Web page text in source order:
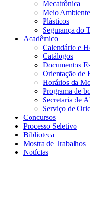
Mecatrônica
Meio Ambiente
Plásticos
Segurança do
Acadêmico
Calendário e
Catálogos
Documentos
Orientação de
Horários da
Programa de
Secretaria de
Serviço de
Concursos
Processo Seletivo
Biblioteca
Mostra de Trabalhos
Notícias